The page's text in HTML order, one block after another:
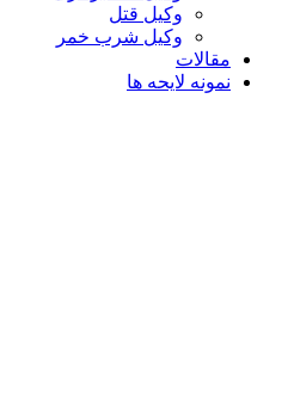
وکیل قتل
وکیل شرب خمر
مقالات
نمونه لایحه ها